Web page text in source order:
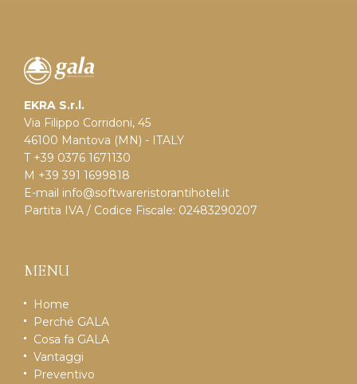
EKRA S.r.l.
Via Filippo Corridoni, 45
46100 Mantova (MN) - ITALY
T +39 0376 1671130
M +39 391 1699818
E-mail info@softwareristorantihotel.it
Partita IVA / Codice Fiscale: 02483290207
MENU
Home
Perché GALA
Cosa fa GALA
Vantaggi
Preventivo